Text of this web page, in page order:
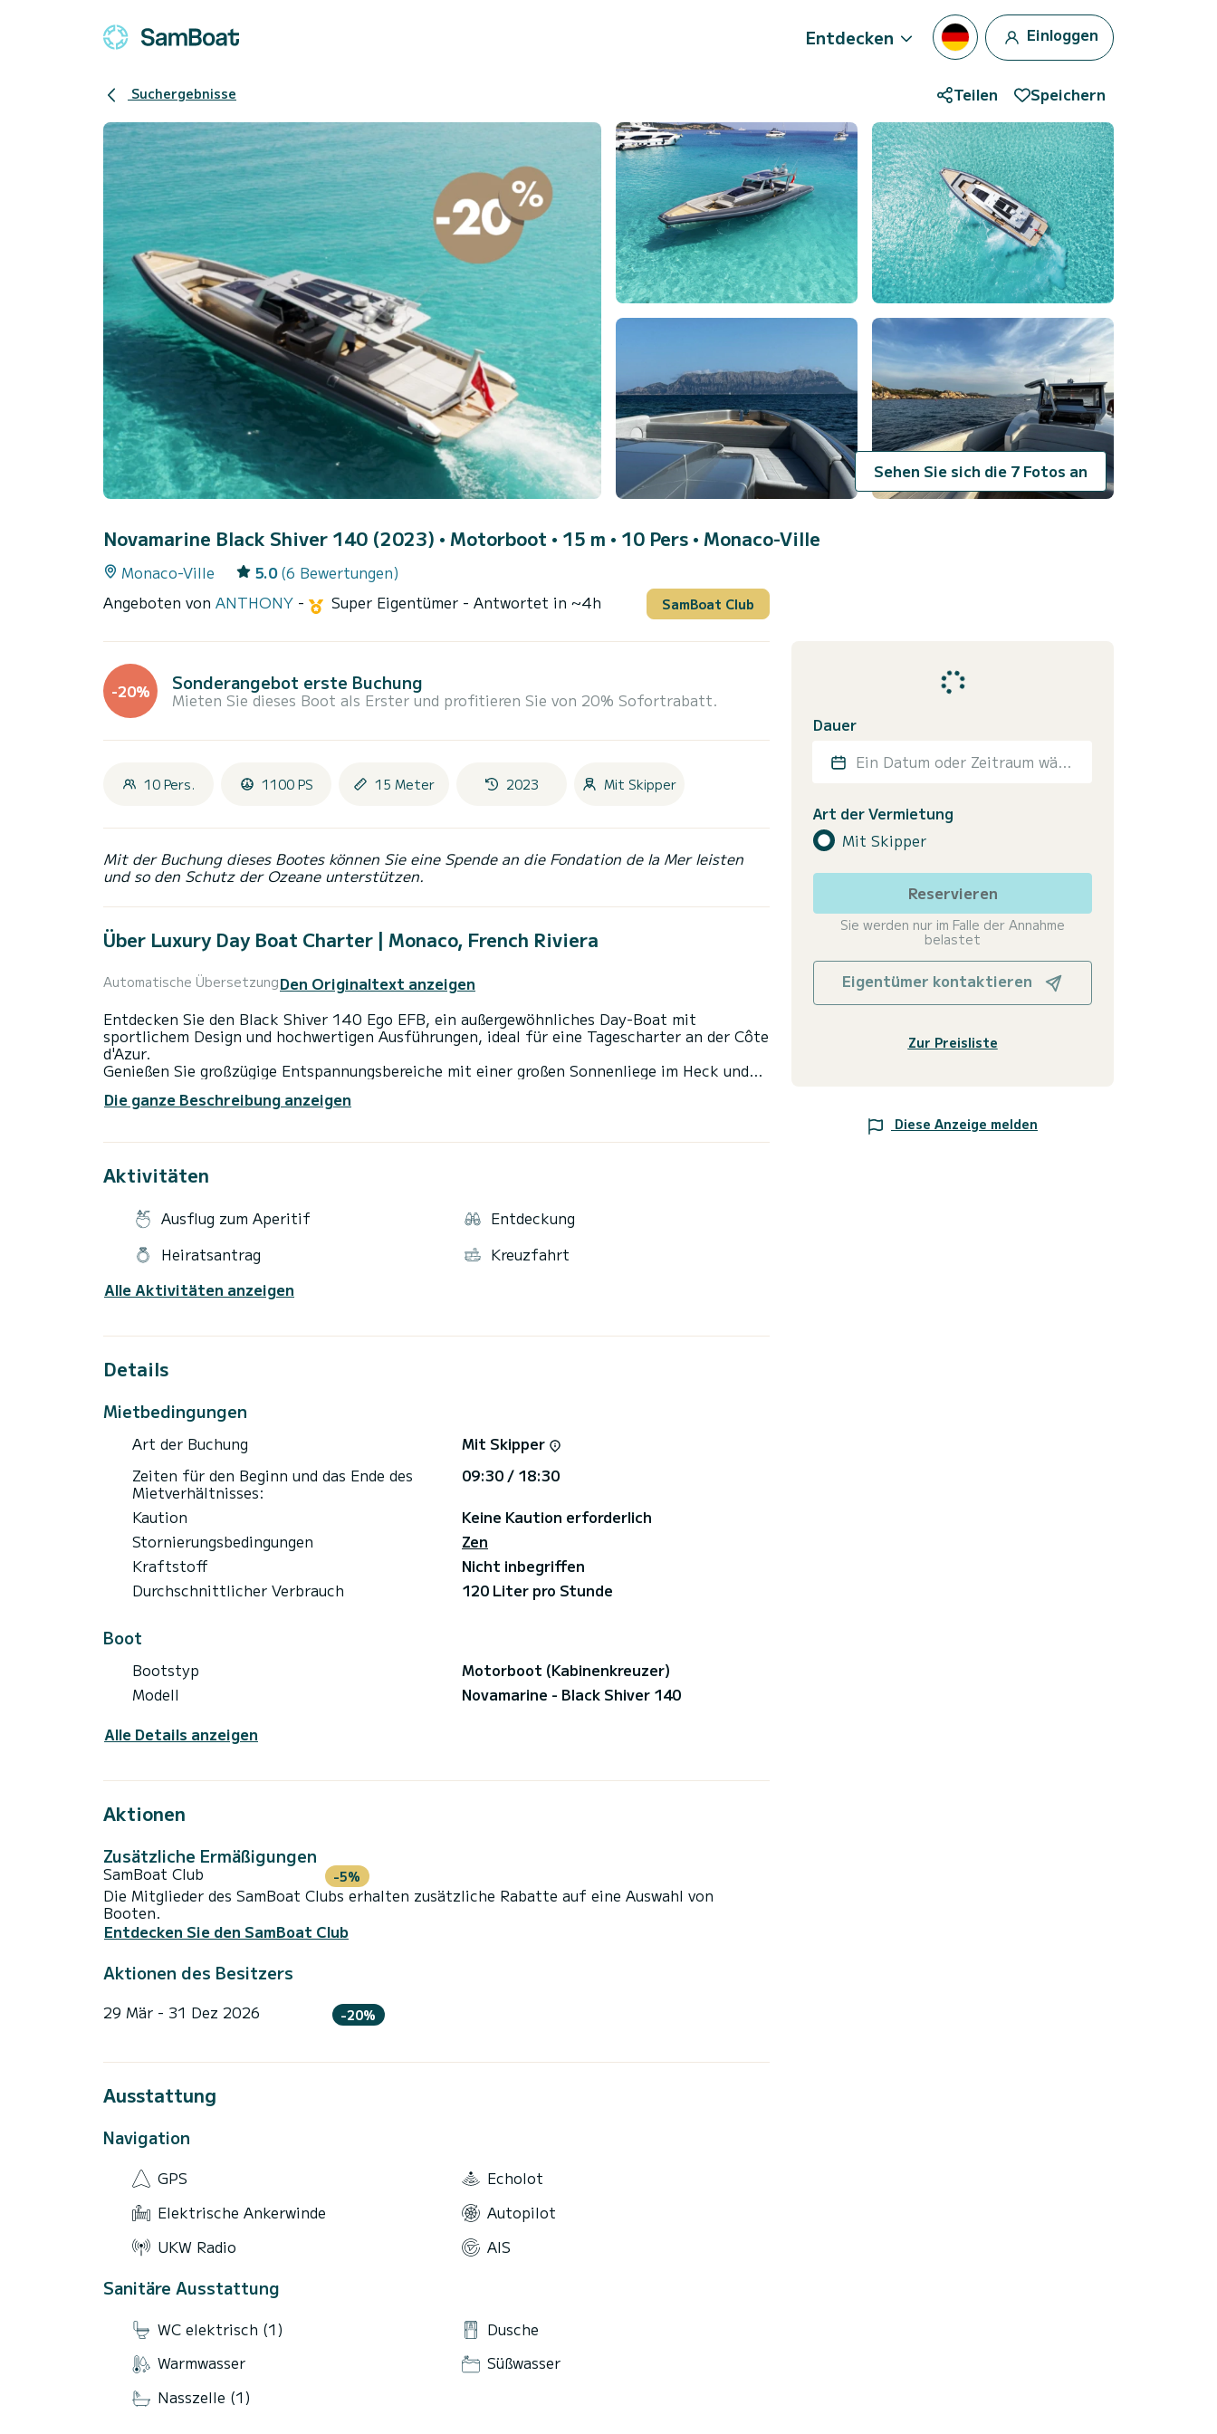
Entdecken Einloggen
Suchergebnisse Teilen Speichern
Sehen Sie sich die 7 Fotos an
Novamarine Black Shiver 140 (2023) • Motorboot • 15 m • 10 Pers • Monaco-Ville
Monaco-Ville 5.0 (6 Bewertungen)
Angeboten von ANTHONY - Super Eigentümer - Antwortet in ~4h SamBoat Club
-20% Sonderangebot erste Buchung
Mieten Sie dieses Boot als Erster und profitieren Sie von 20% Sofortrabatt.
10 Pers. 1100 PS 15 Meter 2023 Mit Skipper
Mit der Buchung dieses Bootes können Sie eine Spende an die Fondation de la Mer leisten
und so den Schutz der Ozeane unterstützen.
Über Luxury Day Boat Charter | Monaco, French Riviera
Automatische ÜbersetzungDen Originaltext anzeigen
Entdecken Sie den Black Shiver 140 Ego EFB, ein außergewöhnliches Day-Boat mit
sportlichem Design und hochwertigen Ausführungen, ideal für eine Tagescharter an der Côte
d'Azur.
Genießen Sie großzügige Entspannungsbereiche mit einer großen Sonnenliege im Heck und
mit Freunden oder Familie.
Erlebnis zwischen Navigation, Schwimmen und Entspannung konzipiert.
Nizza, Cannes oder Saint-Tropez.
Ideal für 6 bis 10 Gäste
Luxus, Komfort & Emotionen
Die ganze Beschreibung anzeigen
Aktivitäten
Ausflug zum Aperitif
Entdeckung
Heiratsantrag
Kreuzfahrt
Alle Aktivitäten anzeigen
Details
Mietbedingungen
Art der Buchung
Mit Skipper
Zeiten für den Beginn und das Ende des
Mietverhältnisses:
09:30 / 18:30
Kaution
Keine Kaution erforderlich
Stornierungsbedingungen
Zen
Kraftstoff
Nicht inbegriffen
Durchschnittlicher Verbrauch
120 Liter pro Stunde
Boot
Bootstyp
Motorboot (Kabinenkreuzer)
Modell
Novamarine - Black Shiver 140
Alle Details anzeigen
Aktionen
Zusätzliche Ermäßigungen
SamBoat Club -5%
Die Mitglieder des SamBoat Clubs erhalten zusätzliche Rabatte auf eine Auswahl von
Booten.
Entdecken Sie den SamBoat Club
Aktionen des Besitzers
29 Mär - 31 Dez 2026 -20%
Ausstattung
Navigation
GPS
Echolot
Elektrische Ankerwinde
Autopilot
UKW Radio
AIS
Sanitäre Ausstattung
WC elektrisch (1)
Dusche
Warmwasser
Süßwasser
Nasszelle (1)
Dauer
Ein Datum oder Zeitraum wählen
Art der Vermietung
Mit Skipper
Reservieren
Sie werden nur im Falle der Annahme
belastet
Eigentümer kontaktieren
Zur Preisliste
Diese Anzeige melden